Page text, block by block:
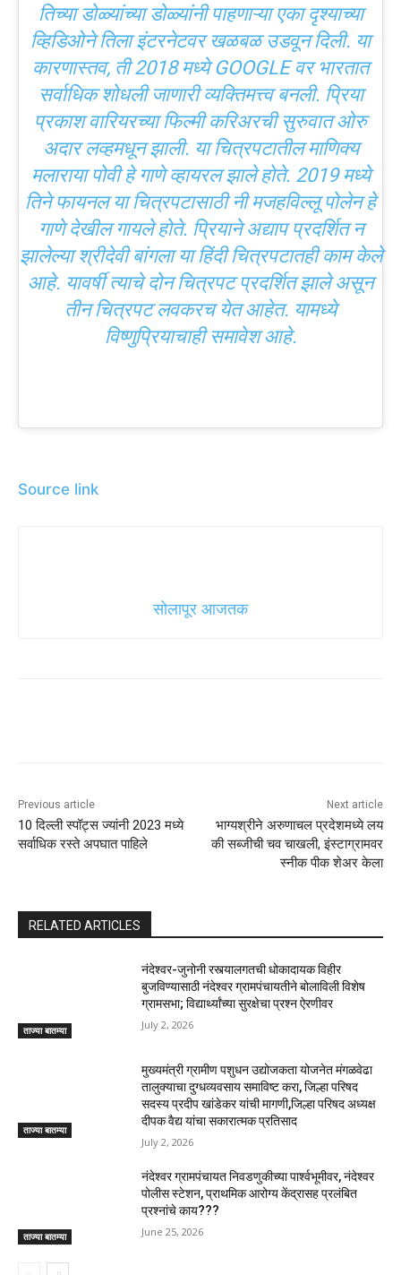
तिच्या डोळ्यांच्या डोळ्यांनी पाहणाऱ्या एका दृश्याच्या
व्हिडिओने तिला इंटरनेटवर खळबळ उडवून दिली. या
कारणास्तव, ती 2018 मध्ये GOOGLE वर भारतात
सर्वाधिक शोधली जाणारी व्यक्तिमत्त्व बनली. प्रिया
प्रकाश वारियरच्या फिल्मी करिअरची सुरुवात ओरु
अदार लव्हमधून झाली. या चित्रपटातील माणिक्य
मलाराया पोवी हे गाणे व्हायरल झाले होते. 2019 मध्ये
तिने फायनल या चित्रपटासाठी नी मजहविल्लू पोलेन हे
गाणे देखील गायले होते. प्रियाने अद्याप प्रदर्शित न
झालेल्या श्रीदेवी बांगला या हिंदी चित्रपटातही काम केले
आहे. यावर्षी त्याचे दोन चित्रपट प्रदर्शित झाले असून
तीन चित्रपट लवकरच येत आहेत. यामध्ये
विष्णुप्रियाचाही समावेश आहे.
Source link
सोलापूर आजतक
Previous article
10 दिल्ली स्पॉट्स ज्यांनी 2023 मध्ये
सर्वाधिक रस्ते अपघात पाहिले
Next article
भाग्यश्रीने अरुणाचल प्रदेशमध्ये लय
की सब्जीची चव चाखली, इंस्टाग्रामवर
स्नीक पीक शेअर केला
RELATED ARTICLES
ताज्या बातम्या
नंदेश्वर-जुनोनी रस्त्यालगतची धोकादायक विहीर
बुजविण्यासाठी नंदेश्वर ग्रामपंचायतीने बोलाविली विशेष
ग्रामसभा; विद्यार्थ्यांच्या सुरक्षेचा प्रश्न ऐरणीवर
July 2, 2026
ताज्या बातम्या
मुख्यमंत्री ग्रामीण पशुधन उद्योजकता योजनेत मंगळवेढा
तालुक्याचा दुग्धव्यवसाय समाविष्ट करा, जिल्हा परिषद
सदस्य प्रदीप खांडेकर यांची मागणी,जिल्हा परिषद अध्यक्ष
दीपक वैद्य यांचा सकारात्मक प्रतिसाद
July 2, 2026
ताज्या बातम्या
नंदेश्वर ग्रामपंचायत निवडणुकीच्या पार्श्वभूमीवर, नंदेश्वर
पोलीस स्टेशन, प्राथमिक आरोग्य केंद्रासह प्रलंबित
प्रश्नांचे काय???
June 25, 2026